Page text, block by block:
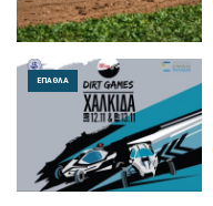
ΈΠΑΘΛΑ